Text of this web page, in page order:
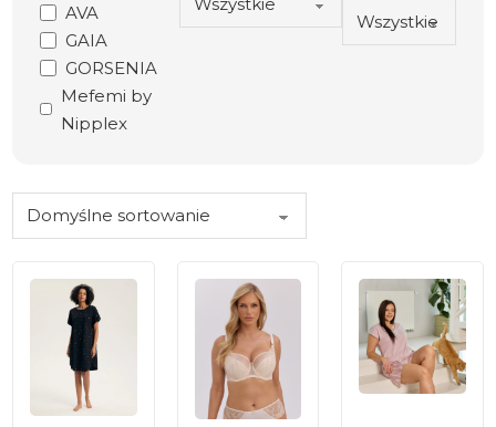
AVA
GAIA
GORSENIA
Mefemi by
Nipplex